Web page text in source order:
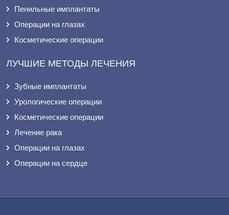
Пенильные имплантаты
Операции на глазах
Косметические операции
ЛУЧШИЕ МЕТОДЫ ЛЕЧЕНИЯ
Зубные имплантаты
Урологические операции
Косметические операции
Лечение рака
Операции на глазах
Операции на сердце